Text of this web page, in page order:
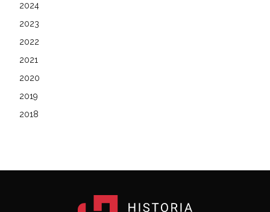
2024
2023
2022
2021
2020
2019
2018